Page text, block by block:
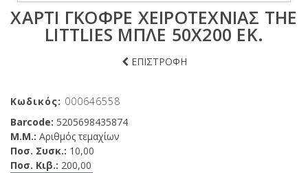
ΧΑΡΤΊ ΓΚΟΦΡΈ ΧΕΙΡΟΤΕΧΝΊΑΣ THE
LITTLIES ΜΠΛΕ 50X200 ΕΚ.
ΕΠΙΣΤΡΟΦΗ
Κωδικός: 000646558
Barcode: 5205698435874
Μ.Μ.: Αριθμός τεμαχίων
Ποσ. Συσκ.: 10,00
Ποσ. Κιβ.: 200,00